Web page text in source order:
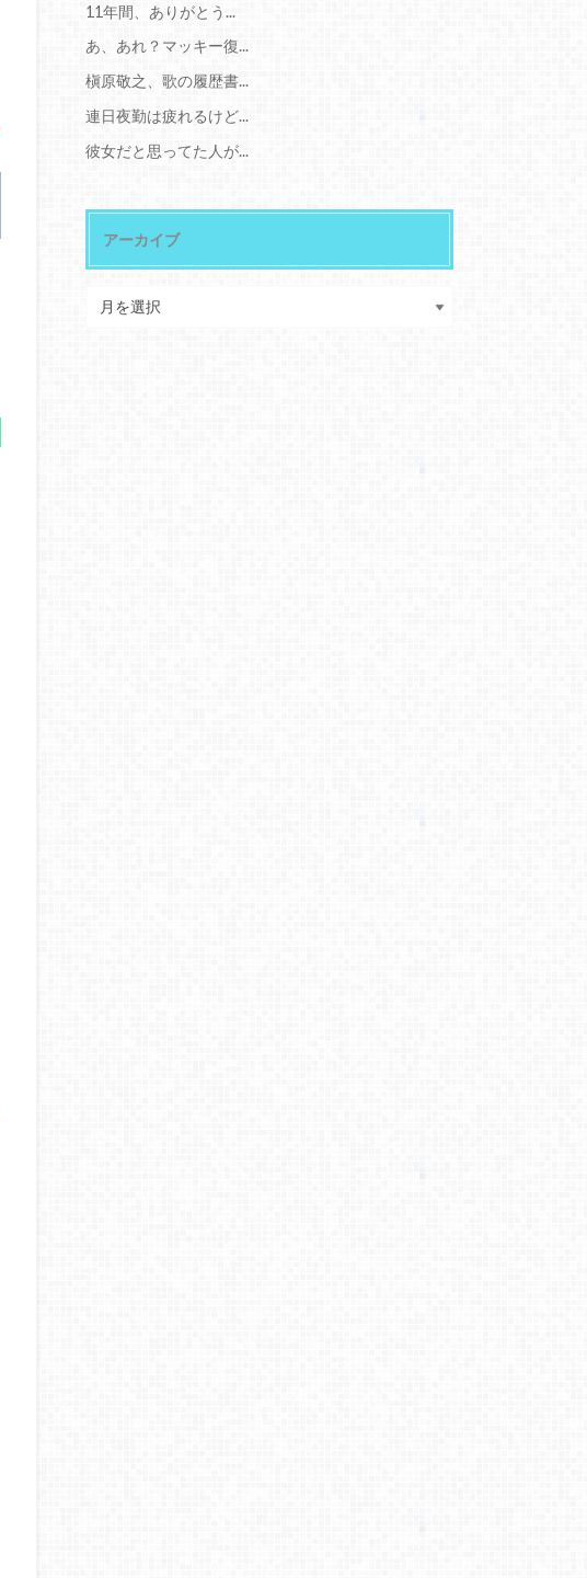
11年間、ありがとう...
あ、あれ？マッキー復...
槇原敬之、歌の履歴書...
連日夜勤は疲れるけど...
彼女だと思ってた人が...
アーカイブ